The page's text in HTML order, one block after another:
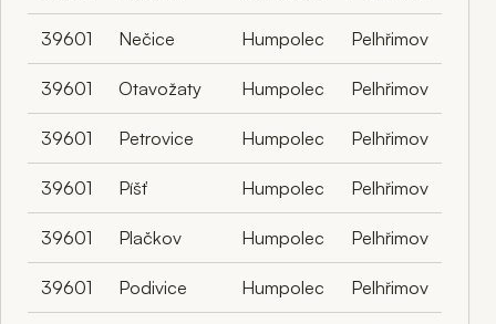
39601 Nečice Humpolec Pelhřimov
39601 Otavožaty Humpolec Pelhřimov
39601 Petrovice Humpolec Pelhřimov
39601 Píšť Humpolec Pelhřimov
39601 Plačkov Humpolec Pelhřimov
39601 Podivice Humpolec Pelhřimov